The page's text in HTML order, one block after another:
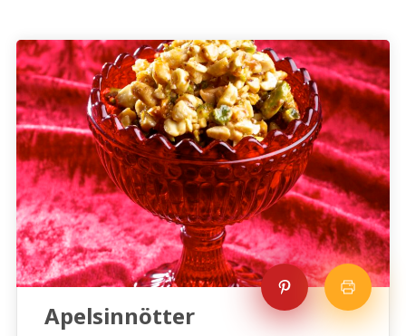
Apelsinnötter